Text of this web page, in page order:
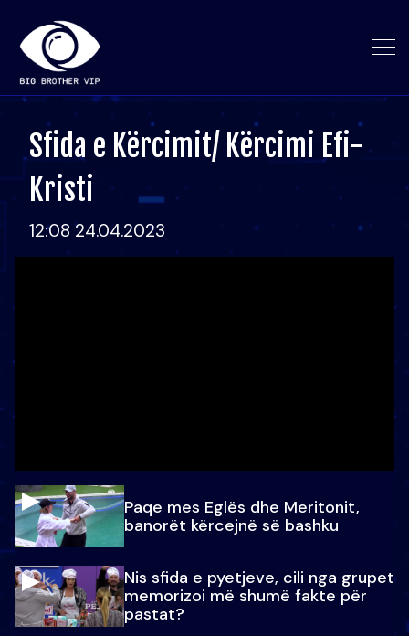
Sfida e Kërcimit/ Kërcimi Efi-
Kristi
12:08 24.04.2023
Paqe mes Eglës dhe Meritonit,
banorët kërcejnë së bashku
Nis sfida e pyetjeve, cili nga grupet
memorizoi më shumë fakte për
pastat?